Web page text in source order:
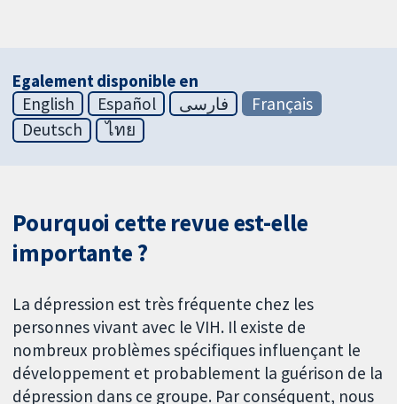
Egalement disponible en
English
Español فارسی
Français
Deutsch
ไทย
Pourquoi cette revue est-elle
importante ?
La dépression est très fréquente chez les
personnes vivant avec le VIH. Il existe de
nombreux problèmes spécifiques influençant le
développement et probablement la guérison de la
dépression dans ce groupe. Par conséquent, nous